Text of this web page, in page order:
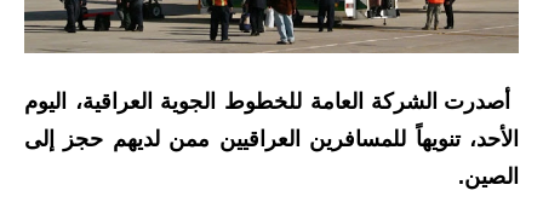
قطع الاراضي
الاخبار السياسية
أصدرت الشركة العامة للخطوط الجوية العراقية، اليوم
الأحد، تنويهاً للمسافرين العراقيين ممن لديهم حجز إلى
الصين.